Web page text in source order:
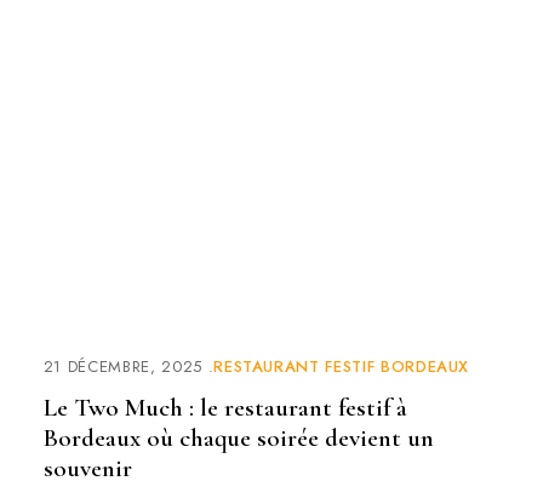
21 DÉCEMBRE, 2025 RESTAURANT FESTIF BORDEAUX
Le Two Much : le restaurant festif à
Bordeaux où chaque soirée devient un
souvenir